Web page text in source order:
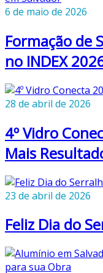
6 de maio de 2026
Formação de
no INDEX
28 de abril de 2026
4º Vidro
Mais
23 de abril de 2026
Feliz Dia do